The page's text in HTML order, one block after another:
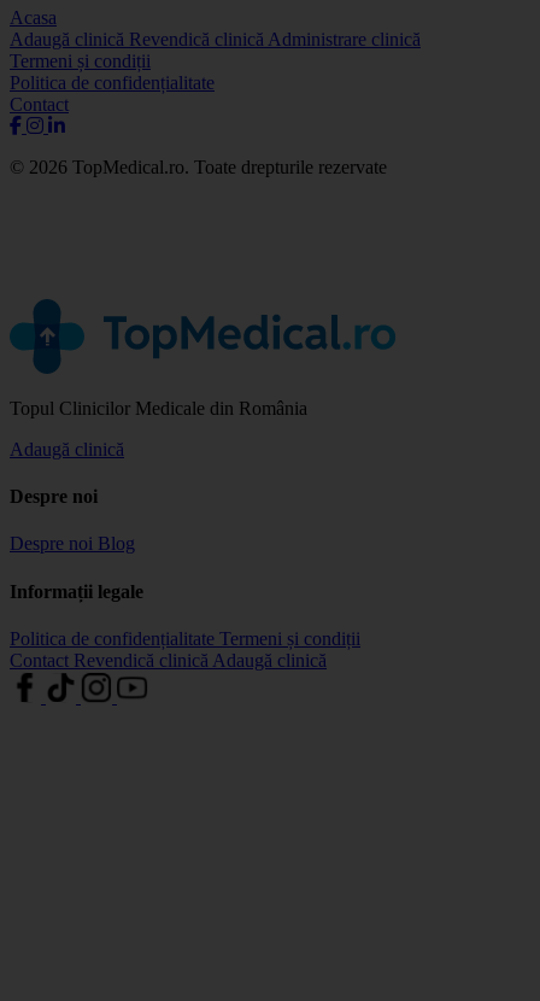
Acasa
Adaugă clinică Revendică clinică Administrare clinică
Termeni și condiții
Politica de confidențialitate
Contact
© 2026 TopMedical.ro. Toate drepturile rezervate
Topul Clinicilor Medicale din România
Adaugă clinică
Despre noi
Despre noi Blog
Informații legale
Politica de confidențialitate Termeni și condiții
Contact Revendică clinică Adaugă clinică